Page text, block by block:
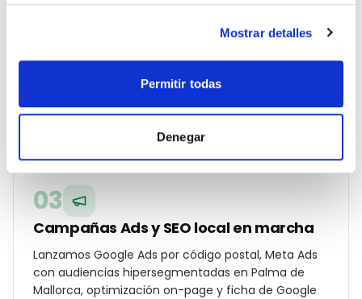
Mostrar detalles
Permitir todas
Denegar
Estrategia geolocalizada por barrio
Catalina, Portixol, Son Vida…), ángulos de campaña
para tu cliente local y oferta diferencial frente a los
03
Campañas Ads y SEO local en marcha
Lanzamos Google Ads por código postal, Meta Ads
con audiencias hipersegmentadas en Palma de
Mallorca, optimización on-page y ficha de Google